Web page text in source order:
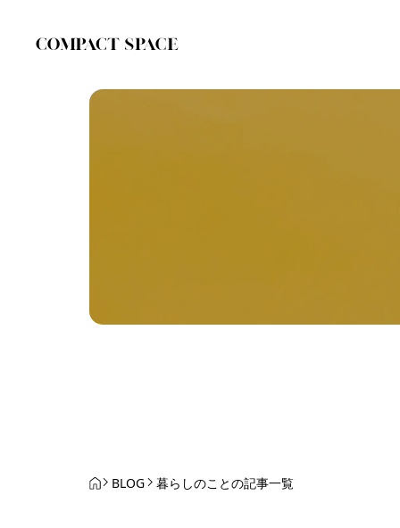
BLOG 暮らしのことの記事一覧